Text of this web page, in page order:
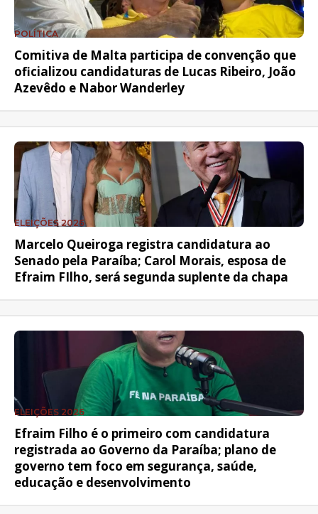
POLÍTICA
Comitiva de Malta participa de convenção que
oficializou candidaturas de Lucas Ribeiro, João
Azevêdo e Nabor Wanderley
ELEIÇÕES 2026
Marcelo Queiroga registra candidatura ao
Senado pela Paraíba; Carol Morais, esposa de
Efraim FIlho, será segunda suplente da chapa
ELEIÇÕES 2026
Efraim Filho é o primeiro com candidatura
registrada ao Governo da Paraíba; plano de
governo tem foco em segurança, saúde,
educação e desenvolvimento